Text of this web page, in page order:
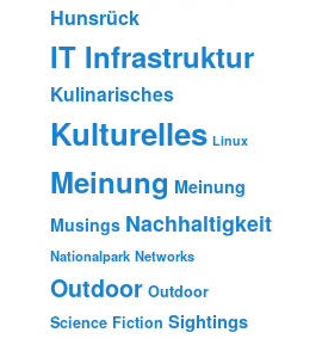
Hunsrück
IT Infrastruktur
Kulinarisches
Kulturelles Linux
Meinung Meinung
Musings Nachhaltigkeit
Nationalpark Networks
Outdoor Outdoor
Science Fiction Sightings